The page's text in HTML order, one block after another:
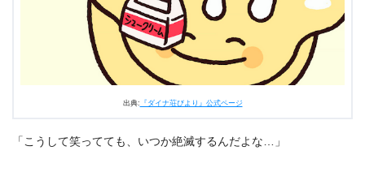
出典: 『ダイナ荘びより』公式ページ
「こうして笑ってても、いつか絶滅するんだよな…」